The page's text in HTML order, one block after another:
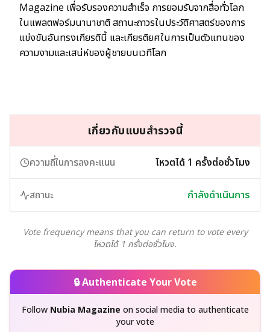
Magazine เพื่อรับรองความสำเร็จ การยอมรับจากสื่อทั่วโลก
ในแพลตฟอร์มนานาชาติ สถานะถาวรในประวัติศาสตร์ของการ
แข่งขันอันทรงเกียรตินี้ และเกียรติยศในการเป็นตัวแทนของ
ความงามและเสน่ห์ของผู้ชายบนเวทีโลก
เกี่ยวกับแบบสำรวจนี้
ความถี่ในการลงคะแนน โหวตได้ 1 ครั้งต่อชั่วโมง
สถานะ กำลังดำเนินการ
Vote frequency means that you can return to vote every
โหวตได้ 1 ครั้งต่อชั่วโมง.
🔒 Authenticate Your Vote
Follow Nubia Magazine on social media to authenticate
your vote